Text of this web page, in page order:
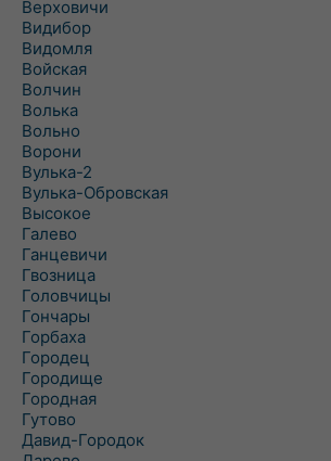
Верховичи
Видибор
Видомля
Войская
Волчин
Волька
Вольно
Ворони
Вулька-2
Вулька-Обровская
Высокое
Галево
Ганцевичи
Гвозница
Головчицы
Гончары
Горбаха
Городец
Городище
Городная
Гутово
Давид-Городок